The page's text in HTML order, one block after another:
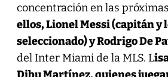
concentración en las
ellos, Lionel Messi (capitán y
seleccionado) y Rodrigo De
del Inter Miami de la MLS. L
Dibu Martínez, quienes